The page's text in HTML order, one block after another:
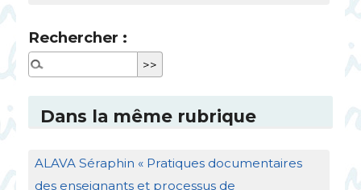
Rechercher :
Dans la même rubrique
ALAVASéraphin « Pratiques documentaires
des enseignants et processus de